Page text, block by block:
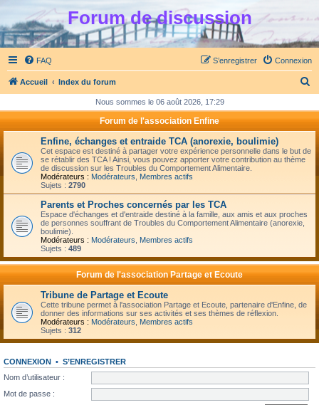
Forum de discussion
FAQ Connexion
S’enregistrer
Accueil Index du forum
h
Nous sommes le 06 août 2026, 17:29
Forum de l'association Enfine
Enfine, échanges et entraide TCA (anorexie, boulimie)
Cet espace est destiné à partager votre expérience personnelle dans le but de
se rétablir des TCA ! Ainsi, vous pouvez apporter votre contribution au thème
de discussion sur les Troubles du Comportement Alimentaire.
Modérateurs : Modérateurs
Membres actifs
Sujets : 2790
Parents et Proches concernés par les TCA
Espace d'échanges et d'entraide destiné à la famille, aux amis et aux proches
de personnes souffrant de Troubles du Comportement Alimentaire (anorexie,
boulimie).
Modérateurs : Modérateurs
Membres actifs
Sujets : 489
Forum de l'association Partage et Ecoute
Tribune de Partage et Ecoute
Cette tribune permet à l'association Partage et Ecoute, partenaire d'Enfine, de
donner des informations sur ses activités et ses thèmes de réflexion.
Modérateurs : Modérateurs
Membres actifs
Sujets : 312
CONNEXION • S’ENREGISTRER
Nom d’utilisateur :
Mot de passe :